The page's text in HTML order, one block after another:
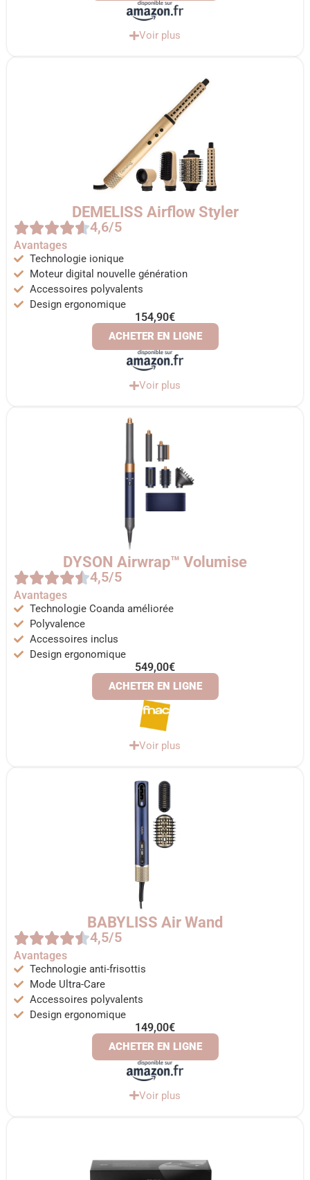
Voir plus
DEMELISS Airflow Styler
4,6/5
Avantages
Technologie ionique
Moteur digital nouvelle génération
Accessoires polyvalents
Design ergonomique
154,90€
ACHETER EN LIGNE
Voir plus
DYSON Airwrap™ Volumise
4,5/5
Avantages
Technologie Coanda améliorée
Polyvalence
Accessoires inclus
Design ergonomique
549,00€
ACHETER EN LIGNE
Voir plus
BABYLISS Air Wand
4,5/5
Avantages
Technologie anti-frisottis
Mode Ultra-Care
Accessoires polyvalents
Design ergonomique
149,00€
ACHETER EN LIGNE
Voir plus